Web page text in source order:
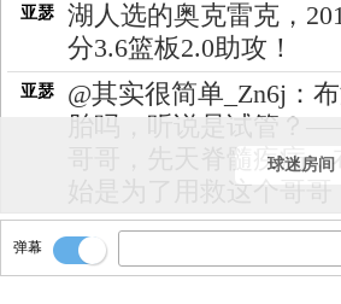
亚瑟
湖人选的奥克雷克，
分3.6篮板2.0助攻！
亚瑟
@其实很简单_Zn6j：
胎吗，听说是试管？
哥哥，先天脊髓疾病
始是为了用救这个哥
后续应该还会有落选秀
亚瑟 热火签下的唐纳森！
球迷房间
弹幕